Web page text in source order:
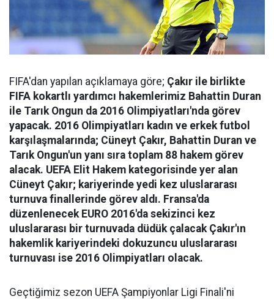
FIFA'dan yapılan açıklamaya göre; Çakır ile birlikte
FIFA kokartlı yardımcı hakemlerimiz Bahattin Duran
ile Tarık Ongun da 2016 Olimpiyatları'nda görev
yapacak. 2016 Olimpiyatları kadın ve erkek futbol
karşılaşmalarında; Cüneyt Çakır, Bahattin Duran ve
Tarık Ongun'un yanı sıra toplam 88 hakem görev
alacak. UEFA Elit Hakem kategorisinde yer alan
Cüneyt Çakır; kariyerinde yedi kez uluslararası
turnuva finallerinde görev aldı. Fransa'da
düzenlenecek EURO 2016'da sekizinci kez
uluslararası bir turnuvada düdük çalacak Çakır'ın
hakemlik kariyerindeki dokuzuncu uluslararası
turnuvası ise 2016 Olimpiyatları olacak.
Geçtiğimiz sezon UEFA Şampiyonlar Ligi Finali'ni